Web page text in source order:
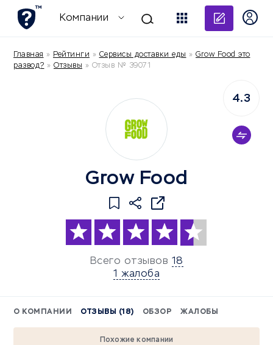
Компании
Главная » Рейтинги » Сервисы доставки еды » Grow Food это
развод? » Отзывы » Отзыв № 39071
Grow Food
Всего отзывов 18
1 жалоба
4.3
О КОМПАНИИ ОТЗЫВЫ (18) ОБЗОР ЖАЛОБЫ
Похожие компании